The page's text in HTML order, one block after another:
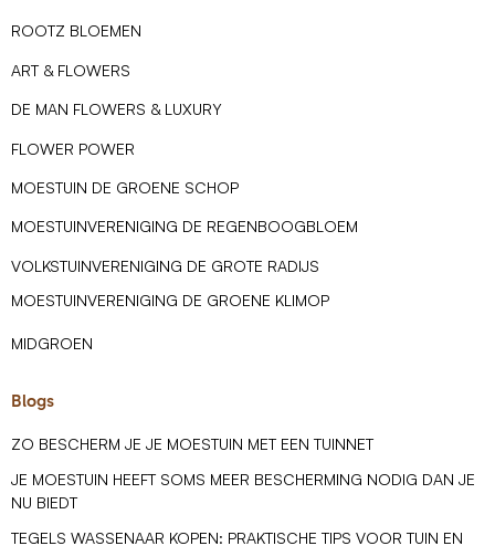
ROOTZ BLOEMEN
ART & FLOWERS
DE MAN FLOWERS & LUXURY
FLOWER POWER
MOESTUIN DE GROENE SCHOP
MOESTUINVERENIGING DE REGENBOOGBLOEM
VOLKSTUINVERENIGING DE GROTE RADIJS
MOESTUINVERENIGING DE GROENE KLIMOP
MIDGROEN
Blogs
ZO BESCHERM JE JE MOESTUIN MET EEN TUINNET
JE MOESTUIN HEEFT SOMS MEER BESCHERMING NODIG DAN JE
NU BIEDT
TEGELS WASSENAAR KOPEN: PRAKTISCHE TIPS VOOR TUIN EN